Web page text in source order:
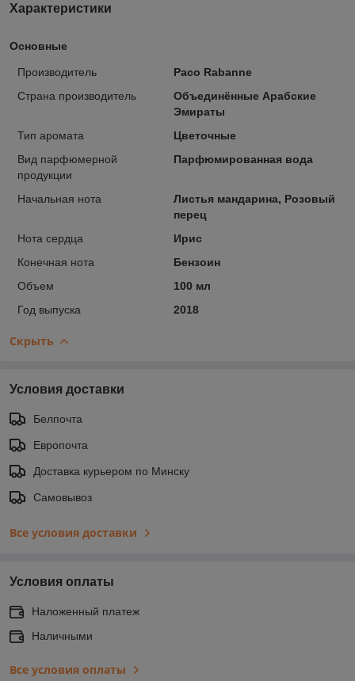
Характеристики
Основные
Производитель
Paco Rabanne
Страна производитель
Объединённые Арабские
Эмираты
Тип аромата
Цветочные
Вид парфюмерной
продукции
Парфюмированная вода
Начальная нота
Листья мандарина, Розовый
перец
Нота сердца
Ирис
Конечная нота
Бензоин
Объем
100 мл
Год выпуска
2018
Скрыть
Условия доставки
Белпочта
Европочта
Доставка курьером по Минску
Самовывоз
Все условия доставки
Условия оплаты
Наложенный платеж
Наличными
Все условия оплаты